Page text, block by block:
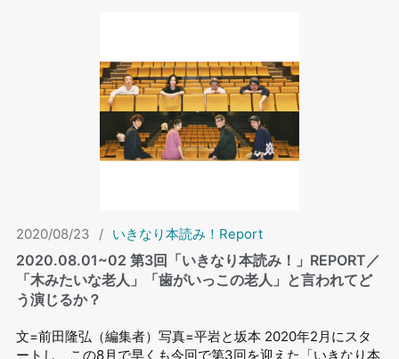
2020/08/23 / いきなり本読み！Report
2020.08.01~02 第3回「いきなり本読み！」REPORT／
「木みたいな老人」「歯がいっこの老人」と言われてど
う演じるか？
文=前田隆弘（編集者）写真=平岩と坂本 2020年2月にスタ
ートし、この8月で早くも今回で第3回を迎えた「いきなり本